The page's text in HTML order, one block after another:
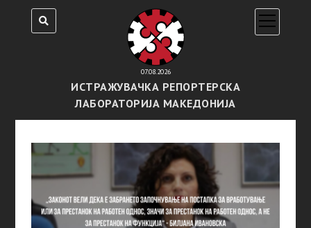
07.08.2026
ИСТРАЖУВАЧКА РЕПОРТЕРСКА
ЛАБОРАТОРИЈА МАКЕДОНИЈА
open
menu